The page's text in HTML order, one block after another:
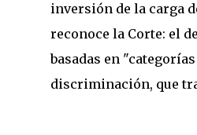
inversión de la carga
reconoce la Corte: el
basadas en
discriminación, que